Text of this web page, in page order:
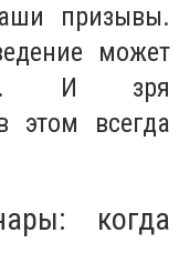
призывы.
может
И зря
этом всегда
когда